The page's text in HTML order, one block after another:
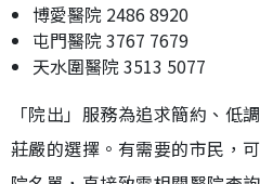
博愛醫院 2486 8920
屯門醫院 3767 7679
天水圍醫院 3513 5077
「院出」服務為追求簡約、低
莊嚴的選擇。有需要的市民，